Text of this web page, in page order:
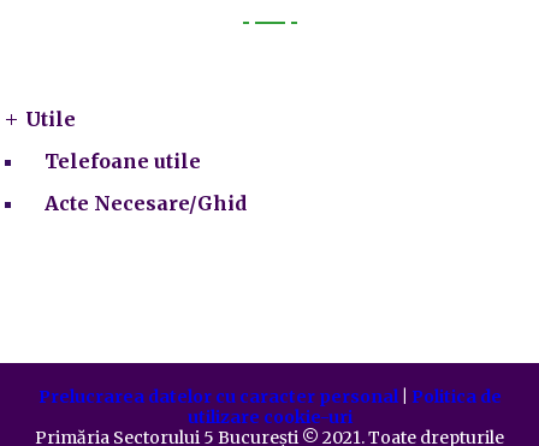
Utile
Telefoane utile
Acte Necesare/Ghid
Prelucrarea datelor cu caracter personal| Politica de
utilizare cookie-uri
Primăria Sectorului 5 București ©️ 2021. Toate drepturile